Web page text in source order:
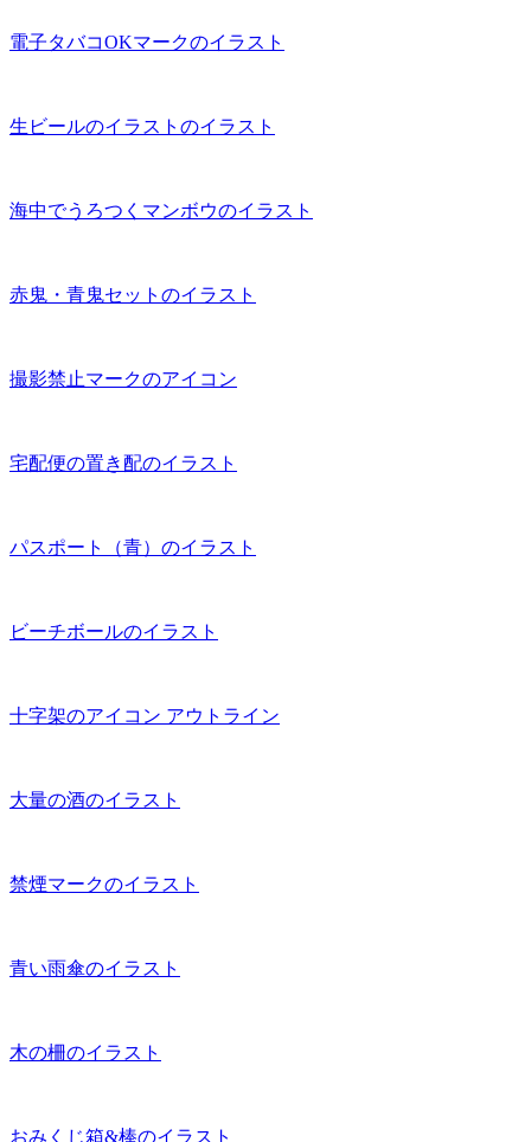
電子タバコOKマークのイラスト
生ビールのイラストのイラスト
海中でうろつくマンボウのイラスト
赤鬼・青鬼セットのイラスト
撮影禁止マークのアイコン
宅配便の置き配のイラスト
パスポート（青）のイラスト
ビーチボールのイラスト
十字架のアイコン アウトライン
大量の酒のイラスト
禁煙マークのイラスト
青い雨傘のイラスト
木の柵のイラスト
おみくじ箱&棒のイラスト